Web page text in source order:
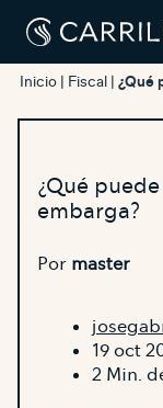
Inicio Fiscal ¿Qué
¿Qué
embarga?
Por master
19 oct
2 Min.